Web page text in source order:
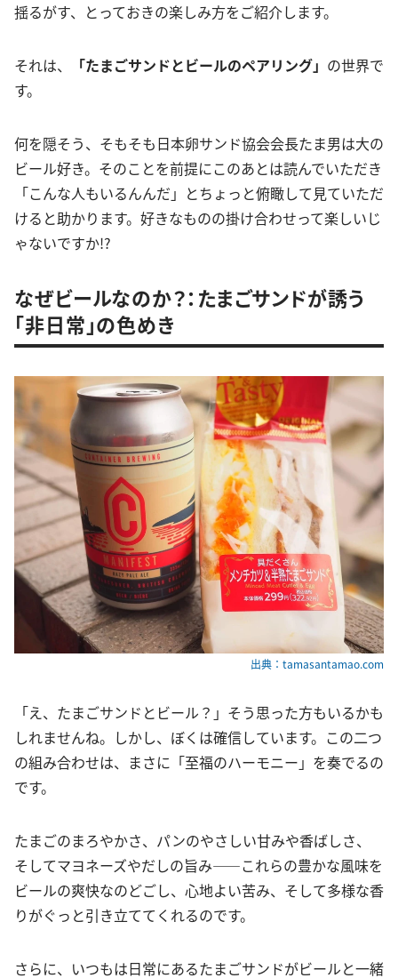
揺るがす、とっておきの楽しみ方をご紹介します。
それは、 「たまごサンドとビールのペアリング」 の世界で
す。
何を隠そう、そもそも日本卵サンド協会会長たま男は大の
ビール好き。そのことを前提にこのあとは読んでいただき
「こんな人もいるんんだ」とちょっと俯瞰して見ていただ
けると助かります。好きなものの掛け合わせって楽しいじ
ゃないですか!?
なぜビールなのか？：たまごサンドが誘う
「非日常」の色めき
出典：tamasantamao.com
「え、たまごサンドとビール？」そう思った方もいるかも
しれませんね。しかし、ぼくは確信しています。この二つ
の組み合わせは、まさに「至福のハーモニー」を奏でるの
です。
たまごのまろやかさ、パンのやさしい甘みや香ばしさ、
そしてマヨネーズやだしの旨み——これらの豊かな風味を
ビールの爽快なのどごし、心地よい苦み、そして多様な香
りがぐっと引き立ててくれるのです。
さらに、いつもは日常にあるたまごサンドがビールと一緒